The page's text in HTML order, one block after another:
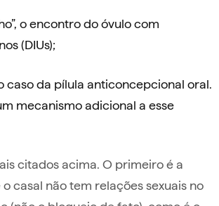
o encontro do óvulo com
(DIUs);
caso da pílula anticoncepcional oral.
mecanismo adicional a esse
citados acima. O primeiro é a
casal não tem relações sexuais no